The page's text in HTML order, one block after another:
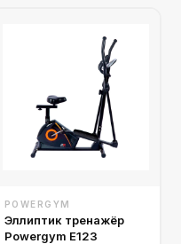
POWERGYM
Эллиптик тренажёр
Powergym E123